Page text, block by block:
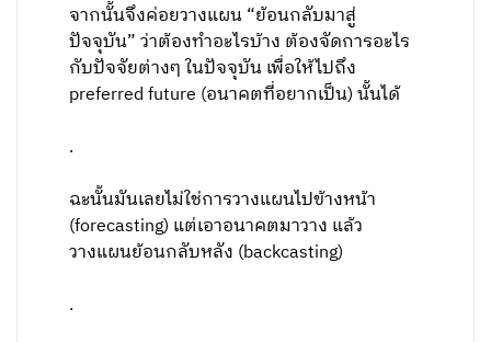
จากนั้นจึงค่อยวางแผน “ย้อนกลับมาสู่
ปัจจุบัน” ว่าต้องทำอะไรบ้าง ต้องจัดการอะไร
กับปัจจัยต่างๆ ในปัจจุบัน เพื่อให้ไปถึง
preferred future (อนาคตที่อยากเป็น) นั้นได้
.
ฉะนั้นมันเลยไม่ใช่การวางแผนไปข้างหน้า
(forecasting) แต่เอาอนาคตมาวาง แล้ว
วางแผนย้อนกลับหลัง (backcasting)
.